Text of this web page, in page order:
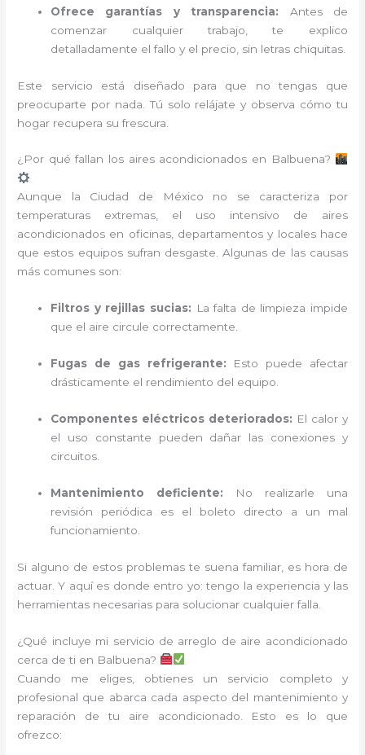
Ofrece garantías y transparencia: Antes de
comenzar cualquier trabajo, te explico
detalladamente el fallo y el precio, sin letras chiquitas.
Este servicio está diseñado para que no tengas que
preocuparte por nada. Tú solo relájate y observa cómo tu
hogar recupera su frescura.
¿Por qué fallan los aires acondicionados en Balbuena?
Aunque la Ciudad de México no se caracteriza por
temperaturas extremas, el uso intensivo de aires
acondicionados en oficinas, departamentos y locales hace
que estos equipos sufran desgaste. Algunas de las causas
más comunes son:
Filtros y rejillas sucias: La falta de limpieza impide
que el aire circule correctamente.
Fugas de gas refrigerante: Esto puede afectar
drásticamente el rendimiento del equipo.
Componentes eléctricos deteriorados: El calor y
el uso constante pueden dañar las conexiones y
circuitos.
Mantenimiento deficiente: No realizarle una
revisión periódica es el boleto directo a un mal
funcionamiento.
Si alguno de estos problemas te suena familiar, es hora de
actuar. Y aquí es donde entro yo: tengo la experiencia y las
herramientas necesarias para solucionar cualquier falla.
¿Qué incluye mi servicio de arreglo de aire acondicionado
cerca de ti en Balbuena?
Cuando me eliges, obtienes un servicio completo y
profesional que abarca cada aspecto del mantenimiento y
reparación de tu aire acondicionado. Esto es lo que
ofrezco: